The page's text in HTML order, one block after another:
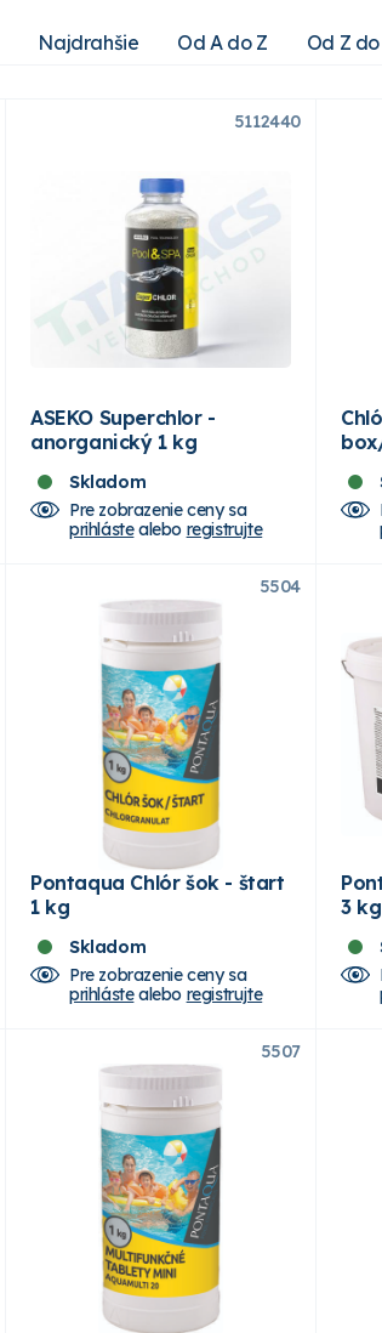
Najdrahšie Od A do Z Od Z
5112440
ASEKO Superchlor -
anorganický 1 kg
Skladom
Pre zobrazenie ceny sa
prihlástealebo registrujte
5504
Pontaqua Chlór šok - štart
1 kg
Skladom
Pre zobrazenie ceny sa
prihlástealebo registrujte
3 kg
5507